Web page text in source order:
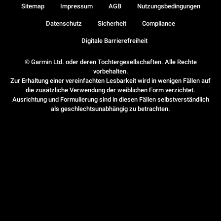
© Garmin Ltd. oder deren Tochtergesellschaften. Alle Rechte
vorbehalten.
Zur Erhaltung einer vereinfachten Lesbarkeit wird in wenigen Fällen auf
die zusätzliche Verwendung der weiblichen Form verzichtet.
Ausrichtung und Formulierung sind in diesen Fällen selbstverständlich
als geschlechtsunabhängig zu betrachten.
Sitemap Impressum AGB Nutzungsbedingungen
Datenschutz Sicherheit Compliance
Digitale Barrierefreiheit